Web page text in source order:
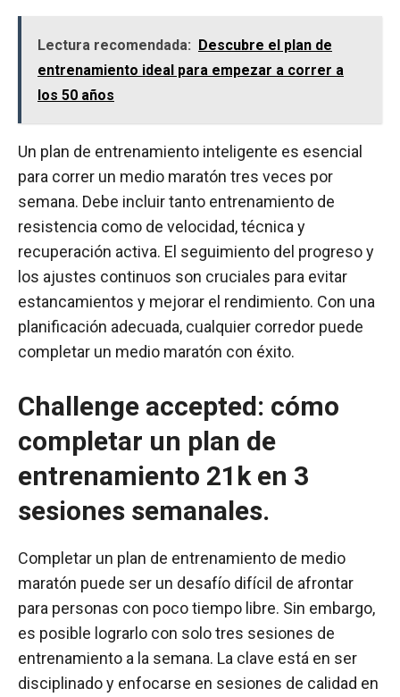
Lectura recomendada: Descubre el plan de
entrenamiento ideal para empezar a correr a
los 50 años
Un plan de entrenamiento inteligente es esencial
para correr un medio maratón tres veces por
semana. Debe incluir tanto entrenamiento de
resistencia como de velocidad, técnica y
recuperación activa. El seguimiento del progreso y
los ajustes continuos son cruciales para evitar
estancamientos y mejorar el rendimiento. Con una
planificación adecuada, cualquier corredor puede
completar un medio maratón con éxito.
Challenge accepted: cómo
completar un plan de
entrenamiento 21k en 3
sesiones semanales.
Completar un plan de entrenamiento de medio
maratón puede ser un desafío difícil de afrontar
para personas con poco tiempo libre. Sin embargo,
es posible lograrlo con solo tres sesiones de
entrenamiento a la semana. La clave está en ser
disciplinado y enfocarse en sesiones de calidad en